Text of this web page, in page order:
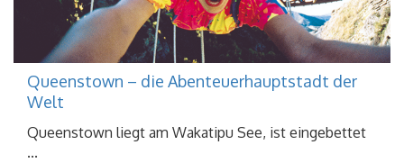
Queenstown – die Abenteuerhauptstadt der
Welt
Queenstown liegt am Wakatipu See, ist eingebettet
...